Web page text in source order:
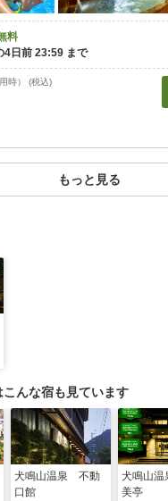
時） (税込)
もっと見る
こんな宿も見ています
犬鳴山温泉 不動
口館
犬鳴山
美亭